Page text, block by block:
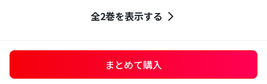
全2巻を表示する
まとめて購入